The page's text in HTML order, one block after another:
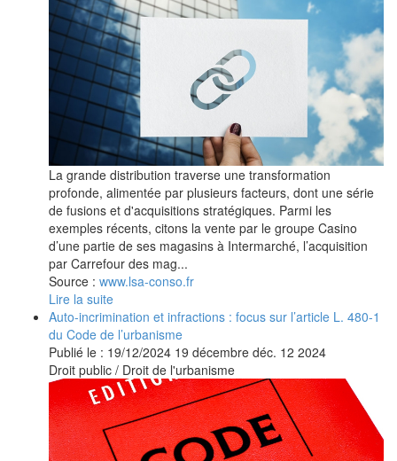
La grande distribution traverse une transformation
profonde, alimentée par plusieurs facteurs, dont une série
de fusions et d'acquisitions stratégiques. Parmi les
exemples récents, citons la vente par le groupe Casino
d’une partie de ses magasins à Intermarché, l’acquisition
par Carrefour des mag...
Source : www.lsa-conso.fr
Lire la suite
Auto-incrimination et infractions : focus sur l’article L. 480-1
du Code de l’urbanisme
Publié le : 19/12/2024 19 décembre déc. 12 2024
Droit public / Droit de l'urbanisme